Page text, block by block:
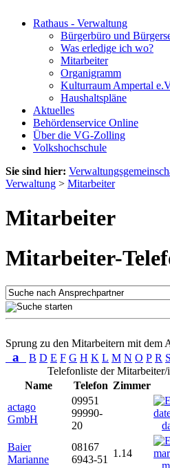
Rathaus - Verwaltung
Bürgerbüro und
Was erledige ich wo?
Mitarbeiter
Organigramm
Kulturraum Ampertal
Haushaltspläne
Aktuelles
Behördenservice Online
Über die VG-Zolling
Volkshochschule
Sie sind hier:
Verwaltung > Mitarbeiter
Mitarbeiter
Mitarbeiter-
Sprung zu den Mitarbeitern mit dem
a B D E F G H K L M N O P R S
Telefonliste der
Name
Telefon Zimmer
actago
GmbH
09951
99990-
20
Baier
Marianne
08167
6943-51
1.14